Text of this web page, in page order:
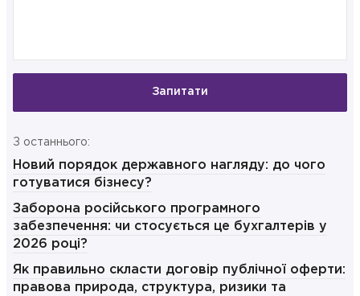
Запитати
З останнього:
Новий порядок державного нагляду: до чого
готуватися бізнесу?
Заборона російського програмного
забезпечення: чи стосується це бухгалтерів у
2026 році?
Як правильно скласти договір публічної оферти:
правова природа, структура, ризики та